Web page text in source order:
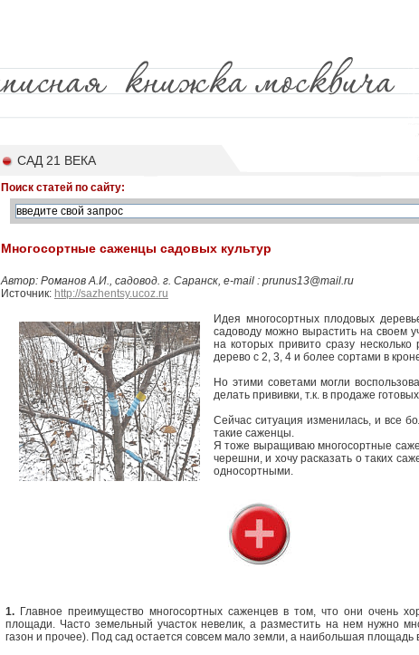
САД 21 ВЕКА
Поиск статей по сайту:
Многосортные саженцы садовых культур
Автор: Романов А.И., садовод. г. Саранск, e-mail : prunus13@mail.ru
Источник: http://sazhentsy.ucoz.ru
Идея многосортных плодовых
садоводу можно вырастить на своем
на которых привито сразу
дерево с 2, 3, 4 и более сортами в
Но этими советами могли
делать прививки, т.к. в продаже
Сейчас ситуация изменилась, и все
такие саженцы.
Я тоже выращиваю многосортные
черешни, и хочу расказать о таких
односортными.
1. Главное преимущество многосортных саженцев в том, что они очень
площади. Часто земельный участок невелик, а разместить на нем нужно
газон и прочее). Под сад остается совсем мало земли, а наибольшая площадь